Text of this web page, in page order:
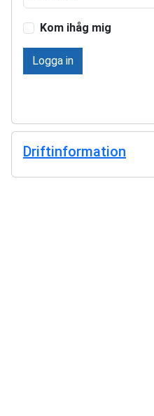
Kom ihåg mig
Logga in
Driftinformation